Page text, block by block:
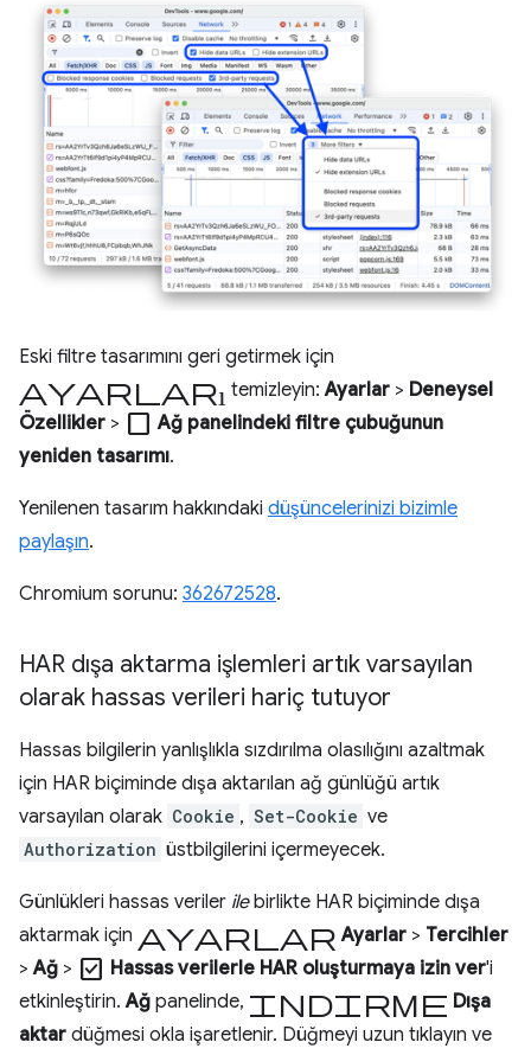
Eski filtre tasarımını geri getirmek için
ayarları temizleyin:Ayarlar > Deneysel
Özellikler > check_box_outline_blank Ağ panelindeki filtre çubuğunun
yeniden tasarımı.
Yenilenen tasarım hakkındaki düşüncelerinizi bizimle
paylaşın.
Chromium sorunu: 362672528.
HAR dışa aktarma işlemleri artık varsayılan
olarak hassas verileri hariç tutuyor
Hassas bilgilerin yanlışlıkla sızdırılma olasılığını azaltmak
için HAR biçiminde dışa aktarılan ağ günlüğü artık
varsayılan olarak Cookie , Set-Cookie ve
Authorization üstbilgilerini içermeyecek.
Günlükleri hassas veriler ilebirlikte HAR biçiminde dışa
aktarmak için ayarlar Ayarlar > Tercihler
>Ağ > check_box Hassas verilerle HAR oluşturmaya izin ver'i
etkinleştirin.Ağ panelinde, indirme Dışa
aktar düğmesi okla işaretlenir. Düğmeyi uzun tıklayın ve